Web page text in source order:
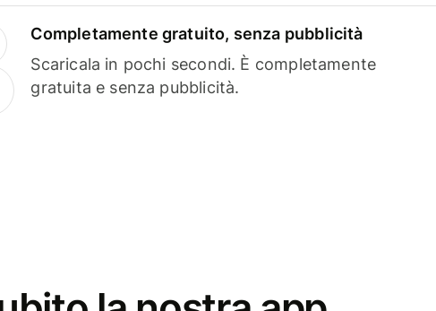
Completamente gratuito, senza pubblicità
Scaricala in pochi secondi. È completamente
gratuita e senza pubblicità.